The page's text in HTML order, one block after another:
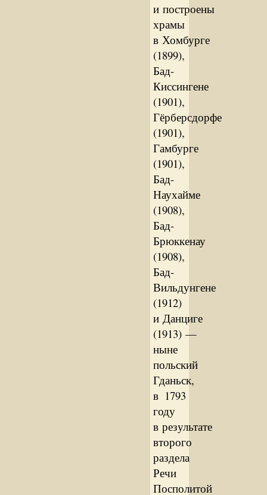
и построены
храмы
в Хомбурге
(1899),
Бад-
Киссингене
(1901),
Гёрберсдорфе
(1901),
Гамбурге
(1901),
Бад-
Наухайме
(1908),
Бад-
Брюккенау
(1908),
Бад-
Вильдунгене
(1912)
и Данциге
(1913) —
ныне
польский
Гданьск,
в 1793
году
в результате
второго
раздела
Речи
Посполитой